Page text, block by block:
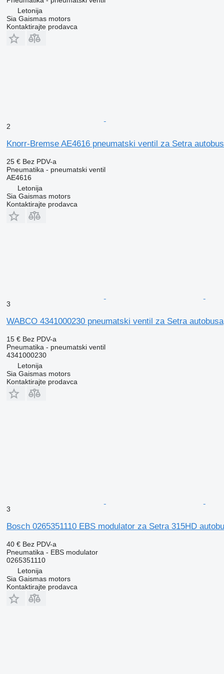
Letonija
Sia Gaismas motors
Kontaktirajte prodavca
2
Knorr-Bremse AE4616 pneumatski ventil za Setra
25 € Bez PDV-a
Pneumatika - pneumatski ventil
AE4616
Letonija
Sia Gaismas motors
Kontaktirajte prodavca
3
WABCO 4341000230 pneumatski ventil za Setra autobusa
15 € Bez PDV-a
Pneumatika - pneumatski ventil
4341000230
Letonija
Sia Gaismas motors
Kontaktirajte prodavca
3
Bosch 0265351110 EBS modulator za Setra 315HD
40 € Bez PDV-a
Pneumatika - EBS modulator
0265351110
Letonija
Sia Gaismas motors
Kontaktirajte prodavca